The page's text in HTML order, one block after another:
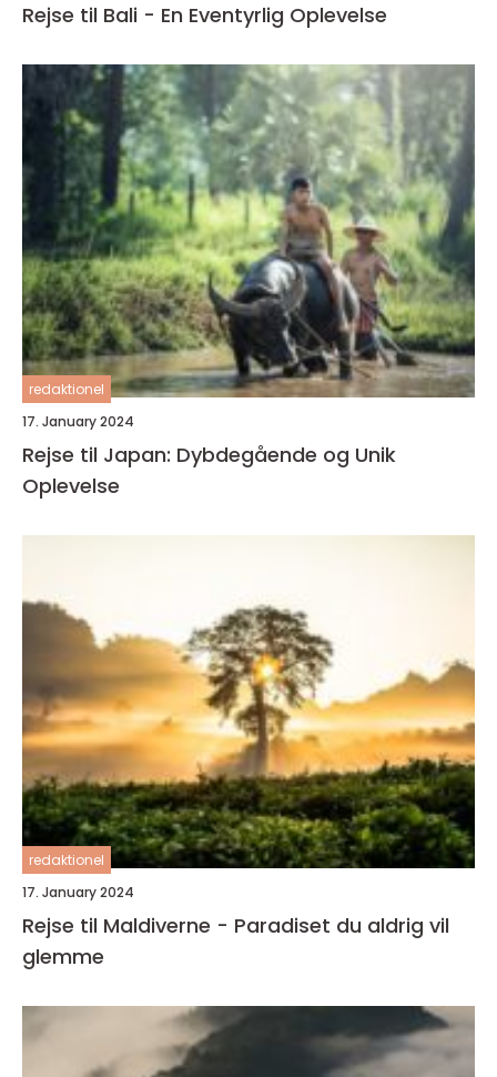
Rejse til Bali - En Eventyrlig Oplevelse
redaktionel
17. January 2024
Rejse til Japan: Dybdegående og Unik
Oplevelse
redaktionel
17. January 2024
Rejse til Maldiverne - Paradiset du aldrig vil
glemme